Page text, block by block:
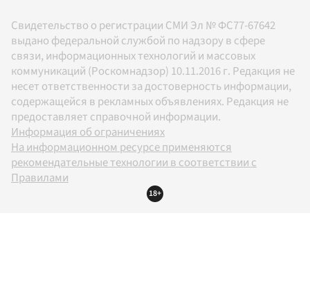
Свидетельство о регистрации СМИ Эл № ФС77-67642
выдано федеральной службой по надзору в сфере
связи, информационных технологий и массовых
коммуникаций (Роскомнадзор) 10.11.2016 г. Редакция не
несет ответственности за достоверность информации,
содержащейся в рекламных объявлениях. Редакция не
предоставляет справочной информации.
Информация об ограничениях
На информационном ресурсе применяются
рекомендательные технологии в соответствии с
Правилами
18+